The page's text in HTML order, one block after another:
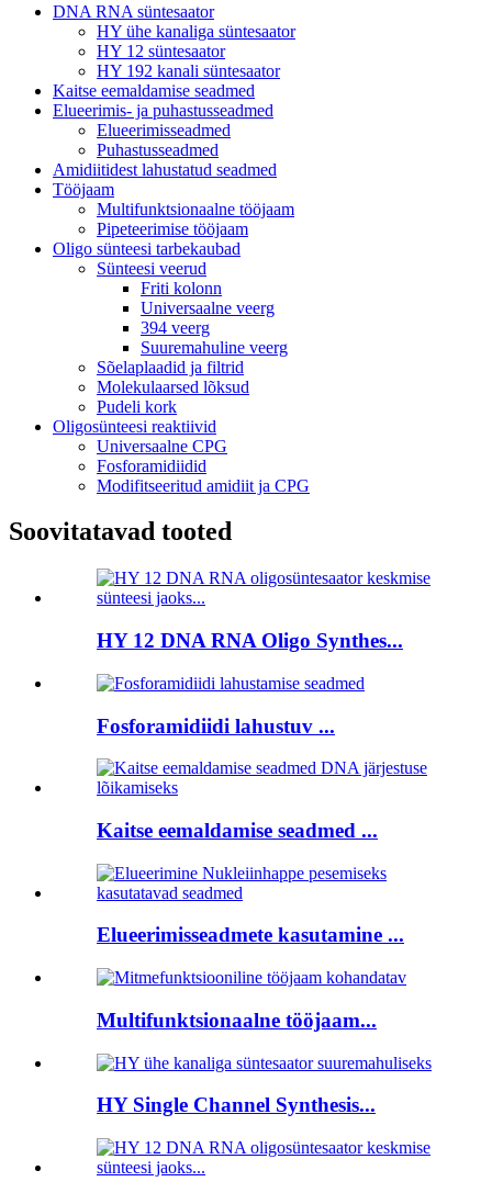
DNA RNA süntesaator
HY ühe kanaliga süntesaator
HY 12 süntesaator
HY 192 kanali süntesaator
Kaitse eemaldamise seadmed
Elueerimis- ja puhastusseadmed
Elueerimisseadmed
Puhastusseadmed
Amidiitidest lahustatud seadmed
Tööjaam
Multifunktsionaalne tööjaam
Pipeteerimise tööjaam
Oligo sünteesi tarbekaubad
Sünteesi veerud
Friti kolonn
Universaalne veerg
394 veerg
Suuremahuline veerg
Sõelaplaadid ja filtrid
Molekulaarsed lõksud
Pudeli kork
Oligosünteesi reaktiivid
Universaalne CPG
Fosforamidiidid
Modifitseeritud amidiit ja CPG
Soovitatavad tooted
HY 12 DNA RNA Oligo Synthes...
Fosforamidiidi lahustuv ...
Kaitse eemaldamise seadmed ...
Elueerimisseadmete kasutamine ...
Multifunktsionaalne tööjaam...
HY Single Channel Synthesis...